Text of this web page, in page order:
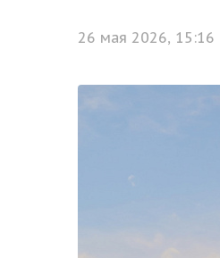
26 мая 2026, 15:16